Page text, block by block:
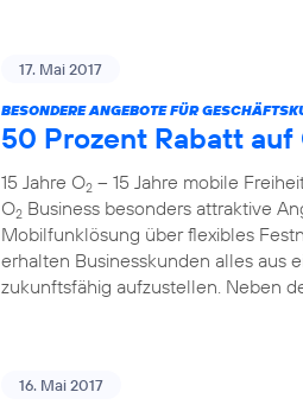
17. Mai 2017
BESONDERE ANGEBOTE FÜR
50 Prozent Rabatt auf
15 Jahre O2 – 15 Jahre mobile
O2 Business besonders attraktive
Mobilfunklösung über flexibles
erhalten Businesskunden alles aus
zukunftsfähig aufzustellen. Neben
16. Mai 2017